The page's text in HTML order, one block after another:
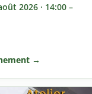
2026 · 14:00 –
→